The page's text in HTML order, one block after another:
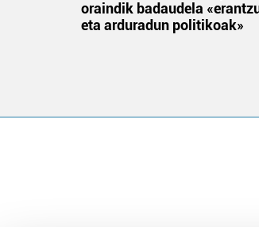
oraindik badaudela
eta arduradun politikoak»